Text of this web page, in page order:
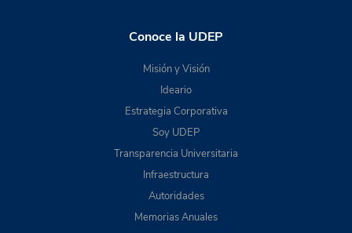
Conoce la UDEP
Misión y Visión
Ideario
Estrategia Corporativa
Soy UDEP
Transparencia Universitaria
Infraestructura
Autoridades
Memorias Anuales